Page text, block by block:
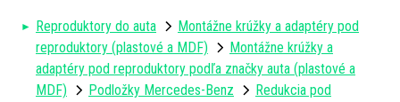
Reproduktory do auta
Montážne krúžky a adaptéry pod
reproduktory (plastové a MDF)
Montážne krúžky a
adaptéry pod reproduktory podľa značky auta (plastové a
MDF)
Podložky Mercedes-Benz
Redukcia pod